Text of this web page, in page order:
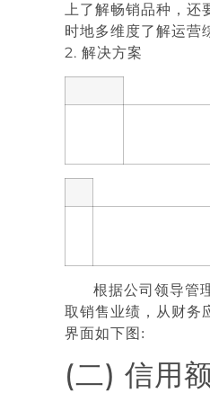
上了解畅销品种，还
时地多维度了解运营
2. 解决方案
根据公司领导管
取销售业绩，从财务
界面如下图 :
(二) 信用